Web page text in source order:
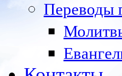
Переводы